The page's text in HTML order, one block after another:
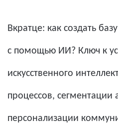
Вкратце: как создать
с помощью ИИ? Ключ к
искусственного
процессов, сегментации
персонализации